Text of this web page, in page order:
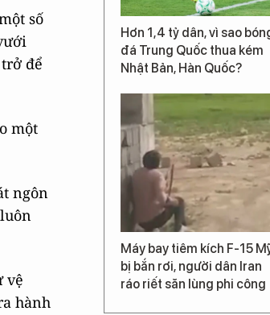
số
để
một
ngôn
vệ
hành
Hơn 1,4 tỷ dân, vì sao
đá Trung Quốc thua kém
Nhật Bản, Hàn Quốc?
Máy bay tiêm kích F-15
bị bắn rơi, người dân Iran
ráo riết săn lùng phi công